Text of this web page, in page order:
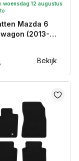
Bekijk
woensdag 12 augustus
Mazda 6
(2013-